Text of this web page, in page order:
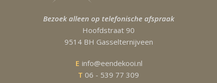
Bezoek alleen op telefonische afspraak
Hoofdstraat 90
9514 BH Gasselternijveen
E info@eendekooi.nl
T 06 - 539 77 309